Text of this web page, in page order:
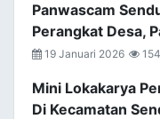
Panwascam
Perangkat Desa,
19 Januari 2026
Mini Lokakarya
Di Kecamatan